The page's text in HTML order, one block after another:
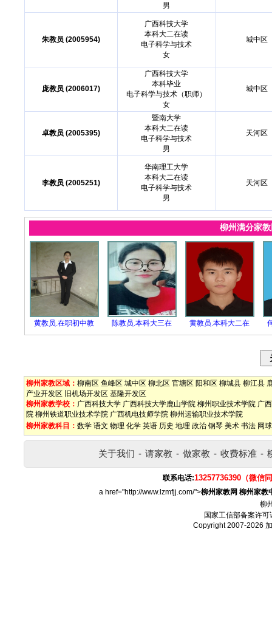
男
朱教员 (2005954)
广西科技大学
本科大二在读
电子科学与技术
女
城中区
庞教员 (2006017)
广西科技大学
本科毕业
电子科学与技术（职师）
女
城中区
卓教员 (2005395)
暨南大学
本科大二在读
电子科学与技术
男
天河区
李教员 (2005251)
华南理工大学
本科大二在读
电子科学与技术
男
天河区
柳州满分家
黄教员.在职初中教 陈教员.本科大三在 黄教员.本科大二在
柳州家教区域： 柳南区 鱼峰区 城中区 柳北区 官塘区 阳和区 柳城县 柳江县
产业开发区
旧机场开发区 基隆开发区
柳州家教学校： 广西科技大学 广西科技大学鹿山学院 柳州职业技术学院 广
院 柳州铁道职业技术学院 广西机电技师学院 柳州运输职业技术学院
柳州家教科目： 数学 语文 物理 化学 英语 历史 地理 政治 钢琴 美术 书法 网球
关于我们 - 请家教 - 做家教 - 收费标准 -
联系电话:13257736390（微信
a href="http://www.lzmfjj.com/">柳州家教网 柳州家教
柳
国家工信部备案许可
Copyright 2007-2026